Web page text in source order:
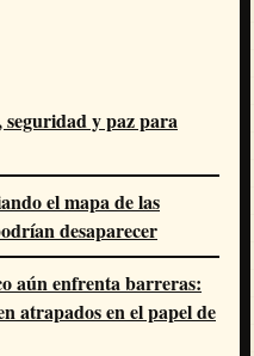
y paz para
el mapa de las
desaparecer
aún enfrenta barreras:
atrapados en el papel de